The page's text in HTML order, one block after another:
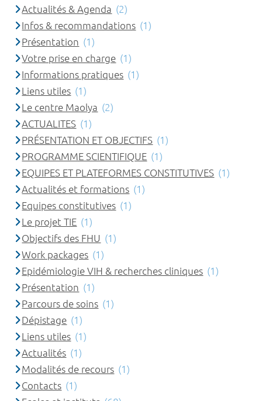
Actualités & Agenda (2)
Infos & recommandations (1)
Présentation (1)
Votre prise en charge (1)
Informations pratiques (1)
Liens utiles (1)
Le centre Maolya (2)
ACTUALITES (1)
PRÉSENTATION ET OBJECTIFS (1)
PROGRAMME SCIENTIFIQUE (1)
EQUIPES ET PLATEFORMES CONSTITUTIVES (1)
Actualités et formations (1)
Equipes constitutives (1)
Le projet TIE (1)
Objectifs des FHU (1)
Work packages (1)
Epidémiologie VIH & recherches cliniques (1)
Présentation (1)
Parcours de soins (1)
Dépistage (1)
Liens utiles (1)
Actualités (1)
Modalités de recours (1)
Contacts (1)